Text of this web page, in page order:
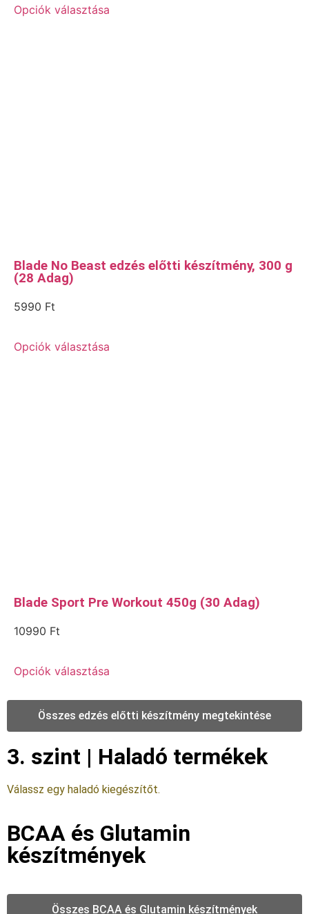
Opciók választása
Blade No Beast edzés előtti készítmény, 300 g
(28 Adag)
5990 Ft
Opciók választása
Blade Sport Pre Workout 450g (30 Adag)
10990 Ft
Opciók választása
Összes edzés előtti készítmény megtekintése
3. szint | Haladó termékek
Válassz egy haladó kiegészítőt.
BCAA és Glutamin
készítmények
Összes BCAA és Glutamin készítmények